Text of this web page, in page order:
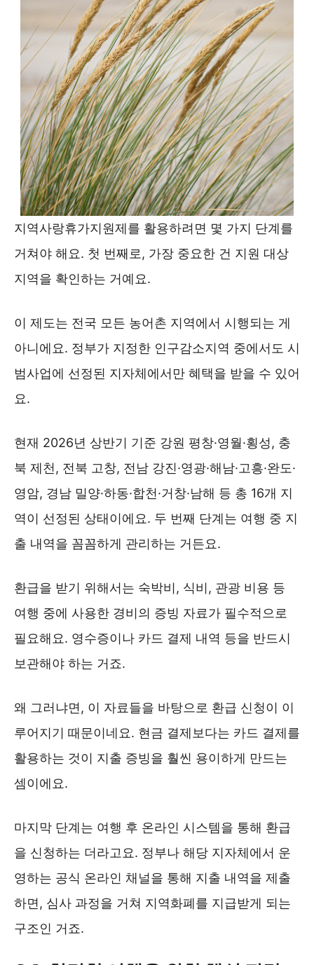
지역사랑휴가지원제를 활용하려면 몇 가지 단계를
거쳐야 해요. 첫 번째로, 가장 중요한 건 지원 대상
지역을 확인하는 거예요.
이 제도는 전국 모든 농어촌 지역에서 시행되는 게
아니에요. 정부가 지정한 인구감소지역 중에서도 시
범사업에 선정된 지자체에서만 혜택을 받을 수 있어
요.
현재 2026년 상반기 기준 강원 평창·영월·횡성, 충
북 제천, 전북 고창, 전남 강진·영광·해남·고흥·완도·
영암, 경남 밀양·하동·합천·거창·남해 등 총 16개 지
역이 선정된 상태이에요. 두 번째 단계는 여행 중 지
출 내역을 꼼꼼하게 관리하는 거든요.
환급을 받기 위해서는 숙박비, 식비, 관광 비용 등
여행 중에 사용한 경비의 증빙 자료가 필수적으로
필요해요. 영수증이나 카드 결제 내역 등을 반드시
보관해야 하는 거죠.
왜 그러냐면, 이 자료들을 바탕으로 환급 신청이 이
루어지기 때문이네요. 현금 결제보다는 카드 결제를
활용하는 것이 지출 증빙을 훨씬 용이하게 만드는
셈이에요.
마지막 단계는 여행 후 온라인 시스템을 통해 환급
을 신청하는 더라고요. 정부나 해당 지자체에서 운
영하는 공식 온라인 채널을 통해 지출 내역을 제출
하면, 심사 과정을 거쳐 지역화폐를 지급받게 되는
구조인 거죠.